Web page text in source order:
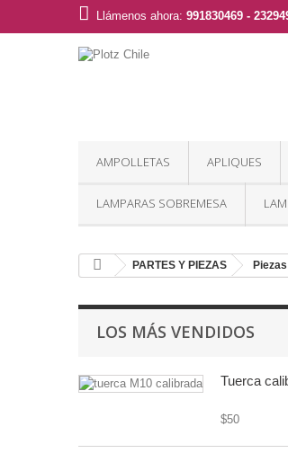
Llámenos ahora: 991830469 -
AMPOLLETAS APLIQUES
LAMPARAS SOBREMESA
PARTES Y PIEZAS
LOS MÁS VENDIDOS
Tuerca
$50